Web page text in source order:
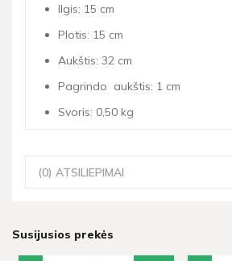
Ilgis: 15 cm
Plotis: 15 cm
Aukštis: 32 cm
Pagrindo aukštis: 1 cm
Svoris: 0,50 kg
(0) ATSILIEPIMAI
Susijusios prekės